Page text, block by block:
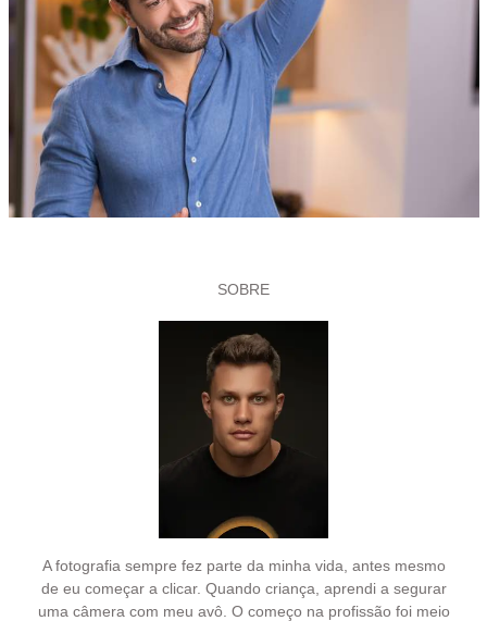
SOBRE
A fotografia sempre fez parte da minha vida, antes mesmo
de eu começar a clicar. Quando criança, aprendi a segurar
uma câmera com meu avô. O começo na profissão foi meio